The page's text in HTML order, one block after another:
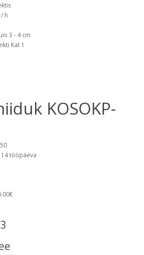
h
3 - 4 cm
Kat 1
KOSOKP-
14 tööpäeva